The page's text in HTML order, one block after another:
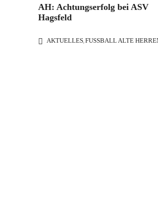
AH: Achtungserfolg bei ASV
Hagsfeld
AKTUELLES,FUSSBALL ALTE HERREN